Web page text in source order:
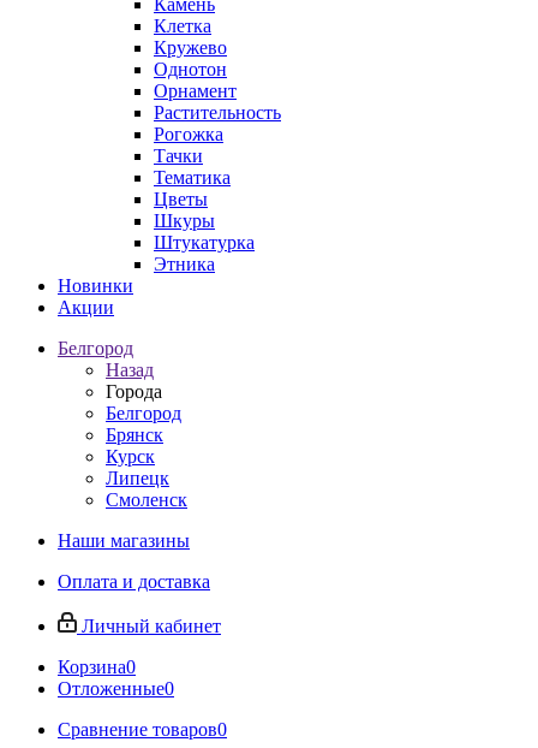
Камень
Клетка
Кружево
Однотон
Орнамент
Растительность
Рогожка
Тачки
Тематика
Цветы
Шкуры
Штукатурка
Этника
Новинки
Акции
Белгород
Назад
Города
Белгород
Брянск
Курск
Липецк
Смоленск
Наши магазины
Оплата и доставка
Личный кабинет
Корзина0
Отложенные0
Сравнение товаров0